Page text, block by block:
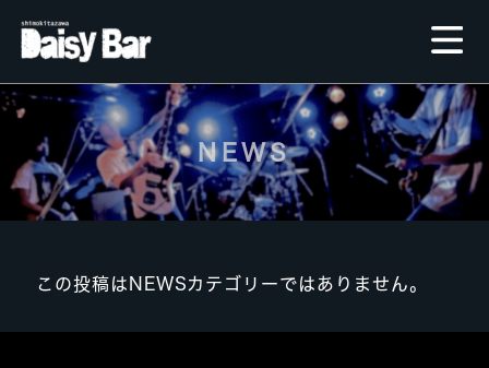
NEWS
この投稿はNEWSカテゴリーではありません。